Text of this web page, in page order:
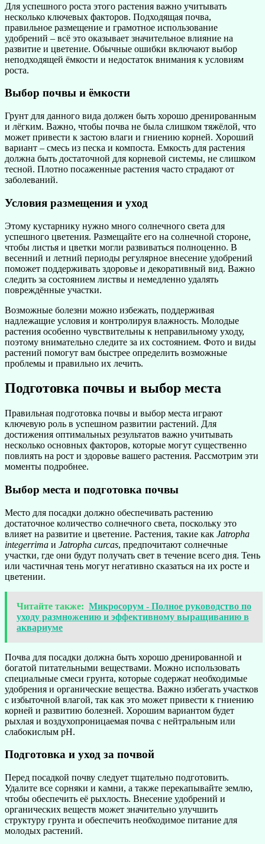
Для успешного роста этого растения важно учитывать
несколько ключевых факторов. Подходящая почва,
правильное размещение и грамотное использование
удобрений – всё это оказывает значительное влияние на
развитие и цветение. Обычные ошибки включают выбор
неподходящей ёмкости и недостаток внимания к условиям
роста.
Выбор почвы и ёмкости
Грунт для данного вида должен быть хорошо дренированным
и лёгким. Важно, чтобы почва не была слишком тяжёлой, что
может привести к застою влаги и гниению корней. Хороший
вариант – смесь из песка и компоста. Емкость для растения
должна быть достаточной для корневой системы, не слишком
тесной. Плотно посаженные растения часто страдают от
заболеваний.
Условия размещения и уход
Этому кустарнику нужно много солнечного света для
успешного цветения. Размещайте его на солнечной стороне,
чтобы листья и цветки могли развиваться полноценно. В
весенний и летний периоды регулярное внесение удобрений
поможет поддерживать здоровье и декоративный вид. Важно
следить за состоянием листвы и немедленно удалять
повреждённые участки.
Возможные болезни можно избежать, поддерживая
надлежащие условия и контролируя влажность. Молодые
растения особенно чувствительны к неправильному уходу,
поэтому внимательно следите за их состоянием. Фото и виды
растений помогут вам быстрее определить возможные
проблемы и правильно их лечить.
Подготовка почвы и выбор места
Правильная подготовка почвы и выбор места играют
ключевую роль в успешном развитии растений. Для
достижения оптимальных результатов важно учитывать
несколько основных факторов, которые могут существенно
повлиять на рост и здоровье вашего растения. Рассмотрим эти
моменты подробнее.
Выбор места и подготовка почвы
Место для посадки должно обеспечивать растению
достаточное количество солнечного света, поскольку это
влияет на развитие и цветение. Растения, такие как Jatropha
integerrima и Jatropha curcas, предпочитают солнечные
участки, где они будут получать свет в течение всего дня. Тень
или частичная тень могут негативно сказаться на их росте и
цветении.
Читайте также: Микросорум - Полное руководство по
уходу размножению и эффективному выращиванию в
аквариуме
Почва для посадки должна быть хорошо дренированной и
богатой питательными веществами. Можно использовать
специальные смеси грунта, которые содержат необходимые
удобрения и органические вещества. Важно избегать участков
с избыточной влагой, так как это может привести к гниению
корней и развитию болезней. Хорошим вариантом будет
рыхлая и воздухопроницаемая почва с нейтральным или
слабокислым pH.
Подготовка и уход за почвой
Перед посадкой почву следует тщательно подготовить.
Удалите все сорняки и камни, а также перекапывайте землю,
чтобы обеспечить её рыхлость. Внесение удобрений и
органических веществ может значительно улучшить
структуру грунта и обеспечить необходимое питание для
молодых растений.